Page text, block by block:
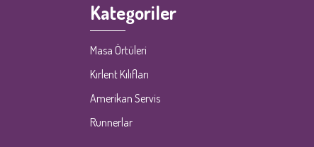
Kategoriler
Masa Örtüleri
Kırlent Kılıfları
Amerikan Servis
Runnerlar